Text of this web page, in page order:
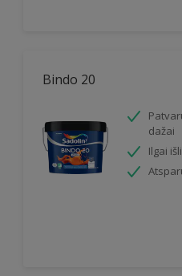
Bindo 20
dažai
Ilgai